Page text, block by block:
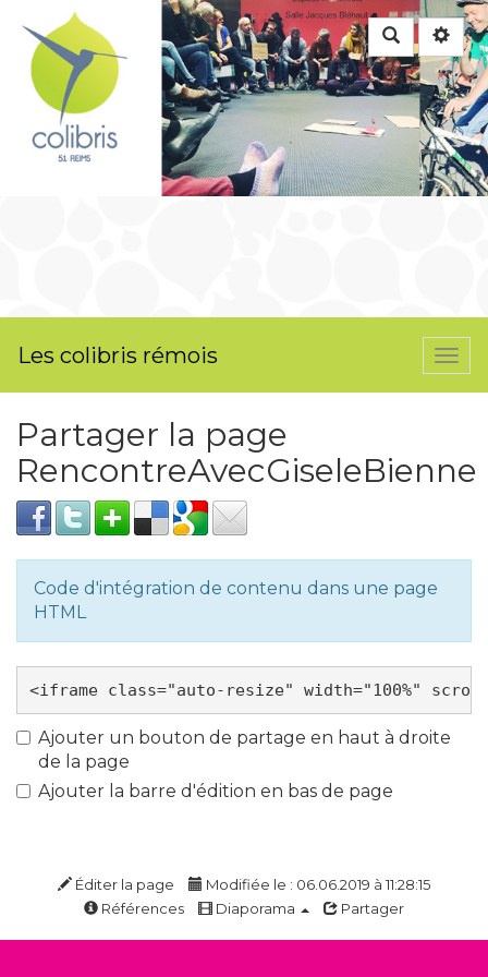
Rechercher
Les colibris rémois
Partager la page
RencontreAvecGiseleBienne
Code d'intégration de contenu dans une page
HTML
Ajouter un bouton de partage en haut à droite
de la page
Ajouter la barre d'édition en bas de page
Éditer la page
Modifiée le : 06.06.2019 à 11:28:15
Références
Diaporama Partager